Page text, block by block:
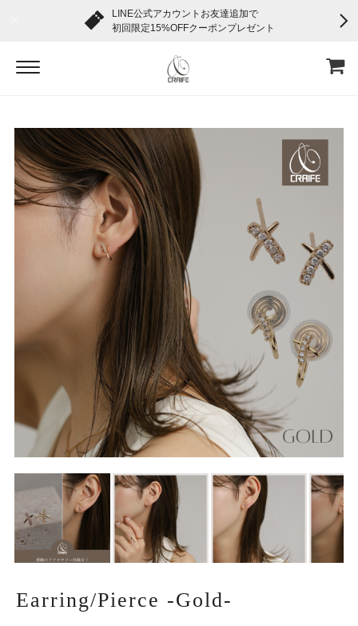
LINE公式アカウントお友達追加で
初回限定15%OFFクーポンプレゼント
Earring/Pierce -Gold-